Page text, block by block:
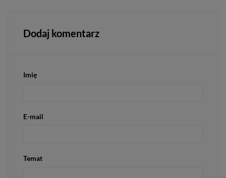
Dodaj komentarz
Imię
E-mail
Temat